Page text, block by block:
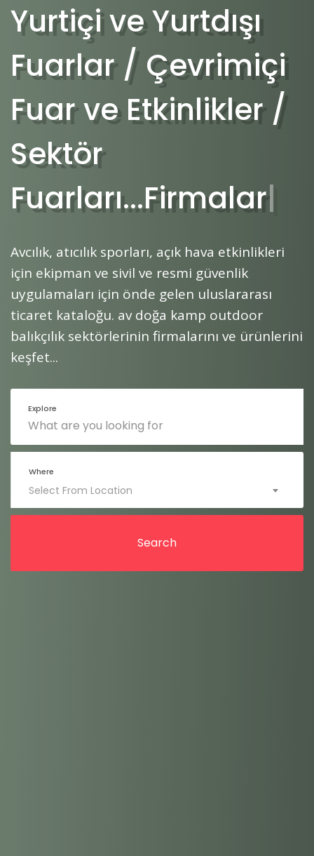
Yurtiçi ve Yurtdışı
Fuarlar / Çevrimiçi
Fuar ve Etkinlikler /
Sektör Fuarları...
Avcılık, atıcılık sporları, açık hava etkinlikleri
uygulamaları için önde gelen uluslararası
ticaret kataloğu. av doğa kamp outdoor
balıkçılık sektörlerinin firmalarını ve ürünlerini
keşfet...
Explore
Where
Select From Location